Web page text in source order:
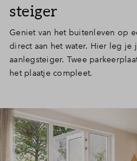
steiger
Geniet van het buitenleven op
direct aan het water. Hier leg
aanlegsteiger. Twee
het plaatje compleet.